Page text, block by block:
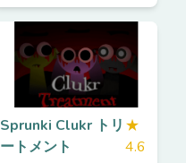
Sprunki Clukr トリ
ートメント
★
4.6